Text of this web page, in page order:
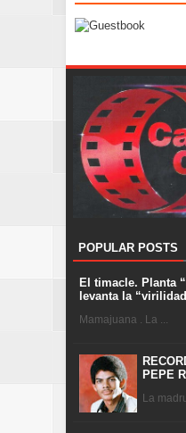
POPULAR POSTS
El timacle. Planta
levanta la
Mamajuana . La ...
PEPE
La